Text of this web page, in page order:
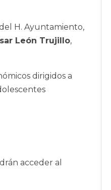
H. Ayuntamiento,
León Trujillo,
dirigidos a
acceder al